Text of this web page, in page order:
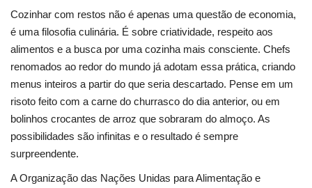
Cozinhar com restos não é apenas uma questão de economia,
é uma filosofia culinária. É sobre criatividade, respeito aos
alimentos e a busca por uma cozinha mais consciente. Chefs
renomados ao redor do mundo já adotam essa prática, criando
menus inteiros a partir do que seria descartado. Pense em um
risoto feito com a carne do churrasco do dia anterior, ou em
bolinhos crocantes de arroz que sobraram do almoço. As
possibilidades são infinitas e o resultado é sempre
surpreendente.
A Organização das Nações Unidas para Alimentação e